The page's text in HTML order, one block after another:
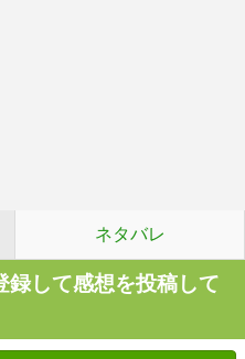
ネタバレ
録して感想を投稿して